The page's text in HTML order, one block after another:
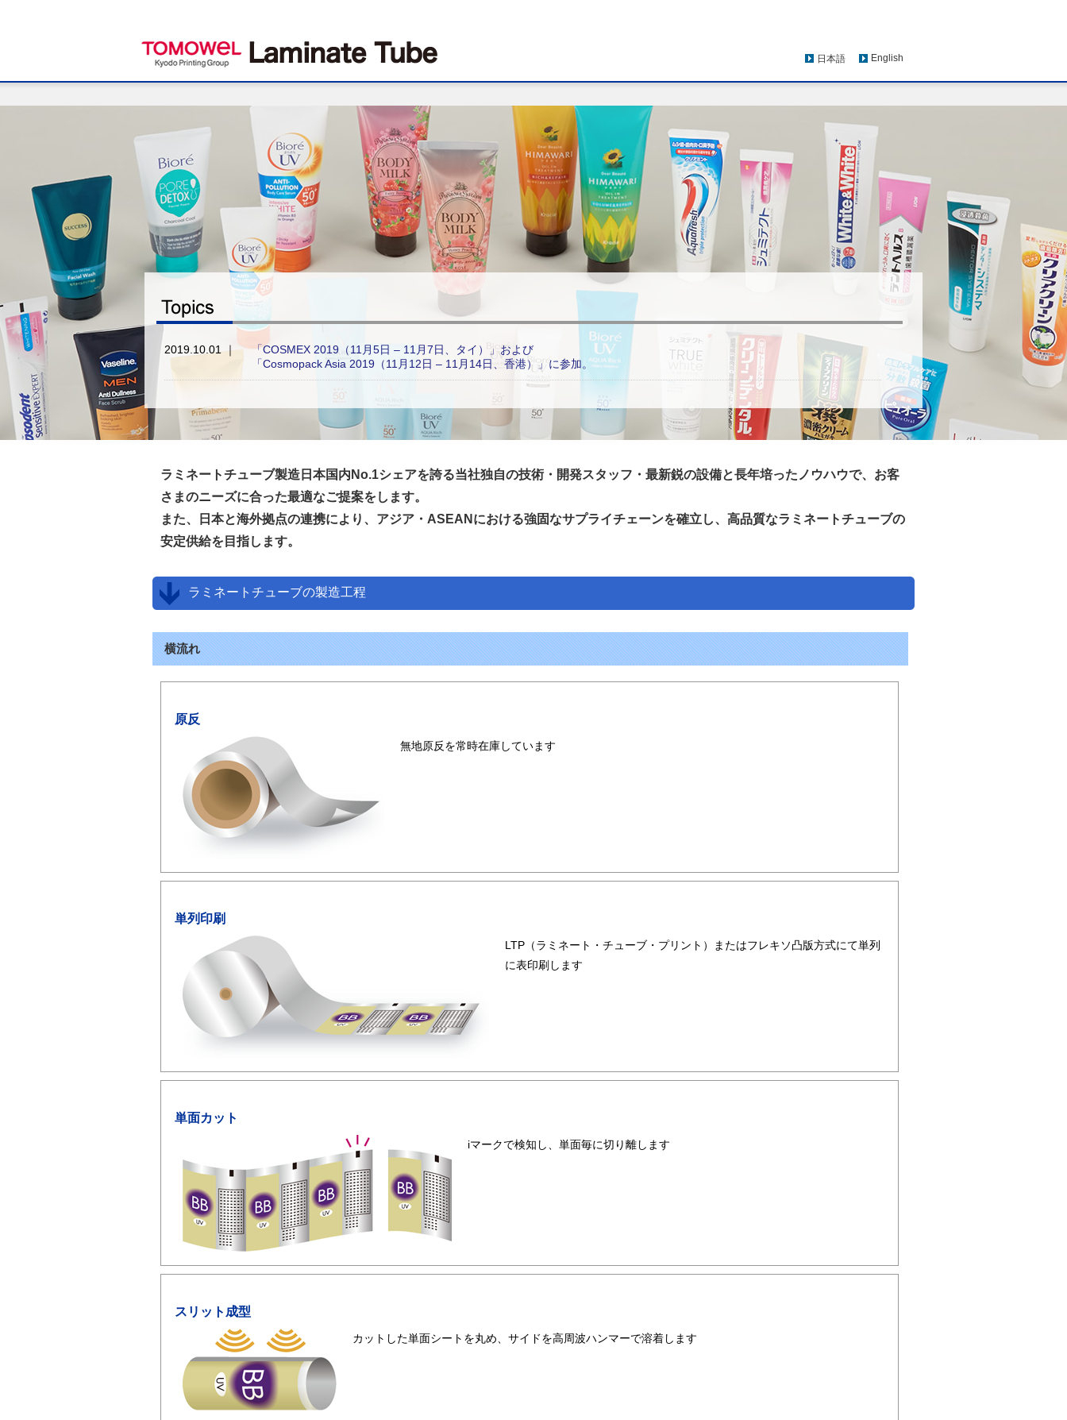
日本語 English
2019.10.01 ｜
「COSMEX 2019（11月5日 – 11月7日、タイ）」および
「Cosmopack Asia 2019（11月12日 – 11月14日、香港）」に参加。
ラミネートチューブ製造日本国内No.1シェアを誇る当社独自の技術・開発スタッフ・最新鋭の設備と長年培ったノウハウで、お客
さまのニーズに合った最適なご提案をします。
また、日本と海外拠点の連携により、アジア・ASEANにおける強固なサプライチェーンを確立し、高品質なラミネートチューブの
安定供給を目指します。
ラミネートチューブの製造工程
横流れ
原反
無地原反を常時在庫しています
単列印刷
LTP（ラミネート・チューブ・プリント）またはフレキソ凸版方式にて単列
に表印刷します
単面カット
iマークで検知し、単面毎に切り離します
スリット成型
カットした単面シートを丸め、サイドを高周波ハンマーで溶着します